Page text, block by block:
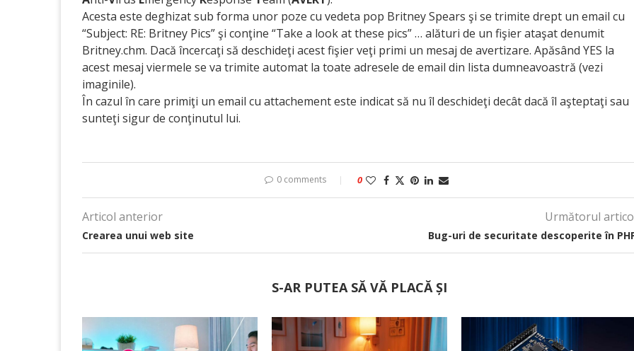
Acesta este deghizat sub forma unor poze cu vedeta pop Britney Spears şi se trimite drept un email cu
“Subject: RE: Britney Pics” şi conţine “Take a look at these pics” … alături de un fişier ataşat denumit
Britney.chm. Dacă încercaţi să deschideţi acest fişier veţi primi un mesaj de avertizare. Apăsând YES la
acest mesaj viermele se va trimite automat la toate adresele de email din lista dumneavoastră (vezi
imaginile).
În cazul în care primiţi un email cu attachement este indicat să nu îl deschideţi decât dacă îl aşteptaţi sau
sunteţi sigur de conţinutul lui.
0 comments 0
Articol anterior
Crearea unui web site
Următorul
Bug-uri de securitate descoperite în
S-AR PUTEA SĂ VĂ PLACĂ ȘI